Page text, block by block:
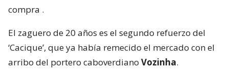
compra .
El zaguero de 20 años es el segundo refuerzo del
‘Cacique’, que ya había remecido el mercado con el
arribo del portero caboverdiano Vozinha.